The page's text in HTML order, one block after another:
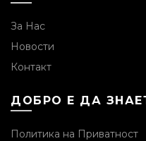
За Нас
Новости
Контакт
ДОБРО Е ДА
Политика на Приватност